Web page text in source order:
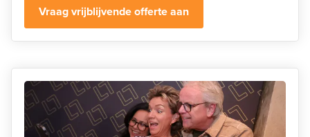
Vraag vrijblijvende offerte aan